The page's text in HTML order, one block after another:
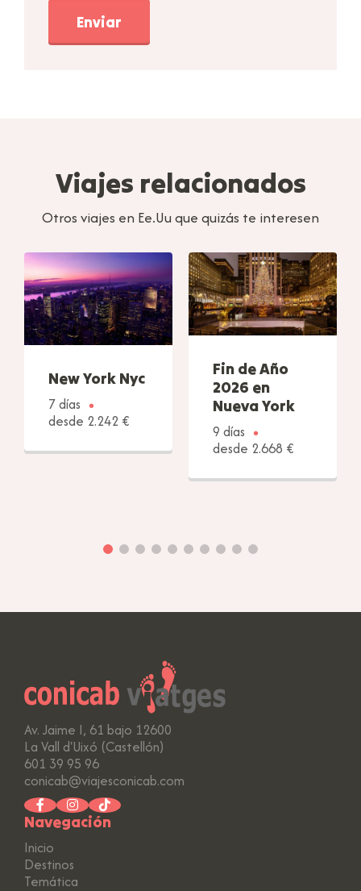
Enviar
Viajes relacionados
Otros viajes en Ee.Uu que quizás te interesen
New York Nyc
7 días
desde 2.242 €
Fin de Año
2026 en
Nueva York
9 días
desde 2.668 €
Av. Jaime I, 61 bajo 12600
La Vall d'Uixó (Castellón)
601 39 95 96
conicab@viajesconicab.com
Navegación
Inicio
Destinos
Temática